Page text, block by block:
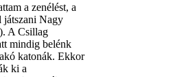
a zenélést, a
játszani Nagy
A Csillag
mindig belénk
katonák. Ekkor
ki a